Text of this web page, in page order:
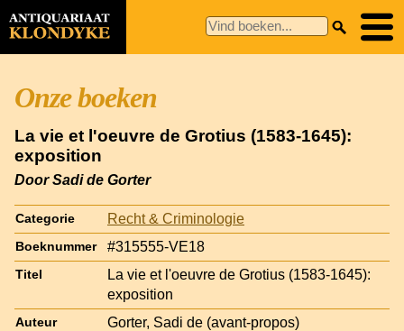
Onze boeken
La vie et l'oeuvre de Grotius (1583-1645):
exposition
Door Sadi de Gorter
Categorie Recht & Criminologie
Boeknummer #315555-VE18
Titel
La vie et l'oeuvre de Grotius (1583-1645):
exposition
Auteur Gorter, Sadi de (avant-propos)